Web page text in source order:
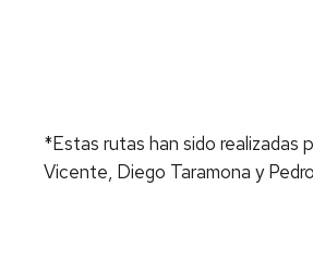
*Estas rutas han sido realizadas
Vicente, Diego Taramona y